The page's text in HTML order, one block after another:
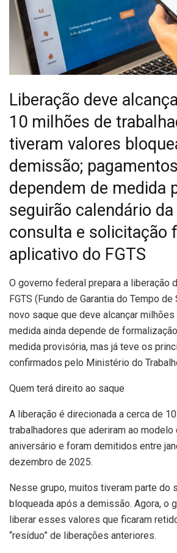
Liberação deve
10 milhões de
tiveram valores
demissão;
dependem de medida
seguirão calendário
consulta e solicitação
aplicativo do FGTS
O governo federal prepara a liberação
FGTS (Fundo de Garantia do Tempo
novo saque que deve alcançar
medida ainda depende de
medida provisória, mas já teve os
confirmados pelo Ministério do
Quem terá direito ao saque
A liberação é direcionada a cerca de
trabalhadores que aderiram ao modelo
aniversário e foram demitidos entre
dezembro de 2025.
Nesse grupo, muitos tiveram parte do
bloqueada após a demissão. Agora, o
liberar esses valores que ficaram
“resíduo” de liberações anteriores.